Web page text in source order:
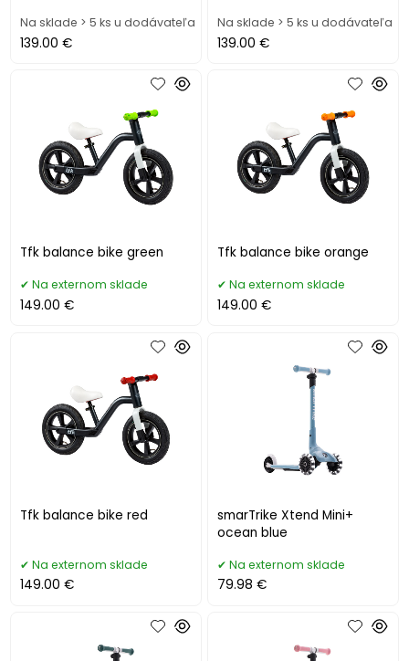
Na sklade > 5 ks u dodávateľa
139.00 €
Na sklade > 5 ks u dodávateľa
139.00 €
Tfk balance bike green
Na externom sklade
149.00 €
Tfk balance bike orange
Na externom sklade
149.00 €
Tfk balance bike red
Na externom sklade
149.00 €
smarTrike Xtend Mini+
ocean blue
Na externom sklade
79.98 €